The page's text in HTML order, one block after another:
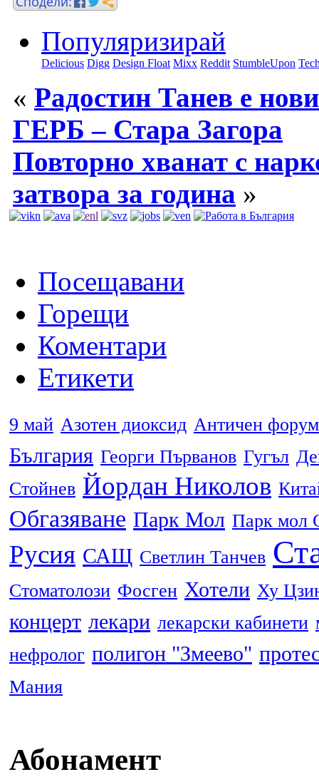
Популяризирай
Delicious Digg Design Float Mixx Reddit StumbleUpon
« Радостин Танев е
ГЕРБ – Стара Загора
Повторно хванат с
затвора за година »
Посещавани
Горещи
Коментари
Етикети
9 май Азотен диоксид Античен форум
България Георги Първанов Гугъл
Стойнев Йордан Николов
Обгазяване Парк Мол Парк мол
Русия САЩ Светлин Танчев
Стоматолози Фосген Хотели Ху
концерт лекари лекарски кабинети
нефролог полигон "Змеево"
Мания
Абонамент